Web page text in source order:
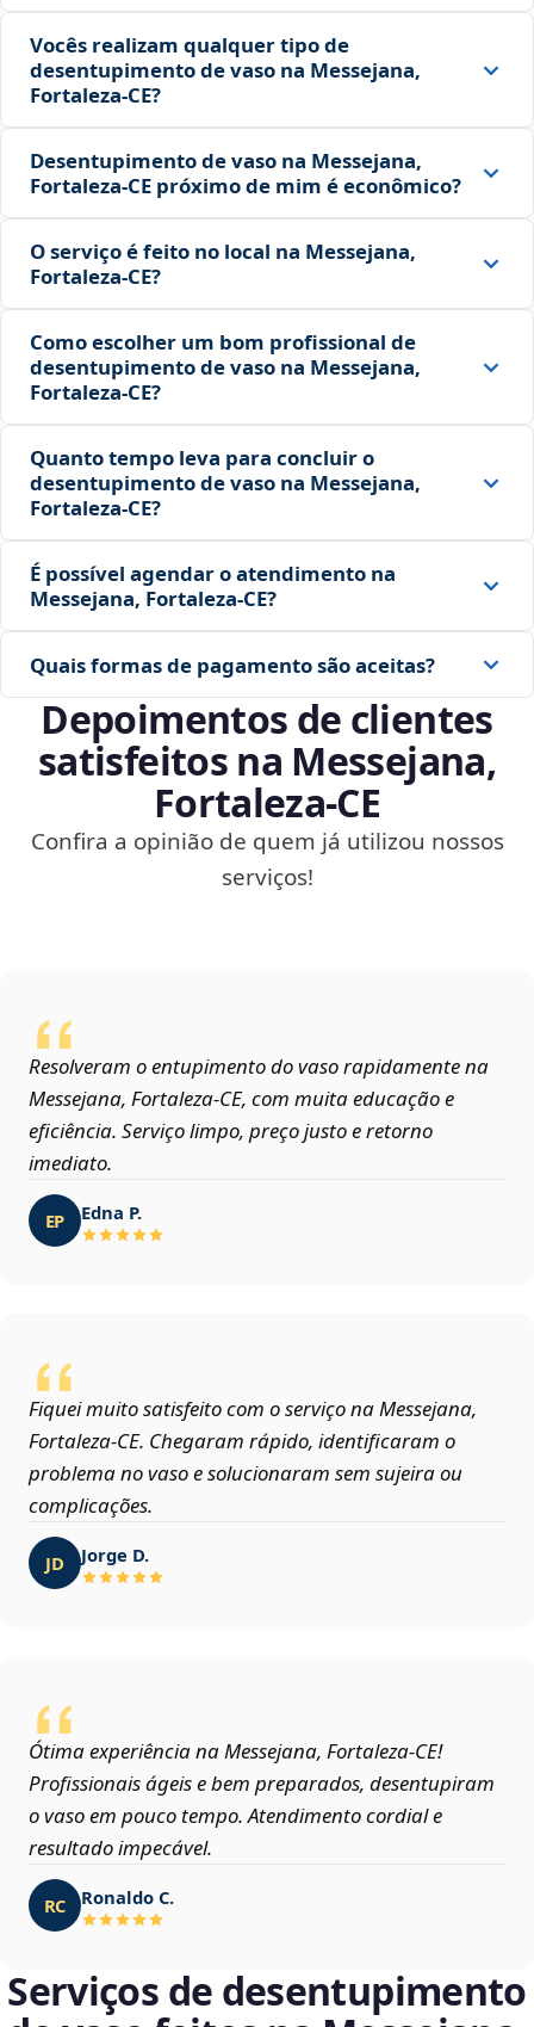
Vocês realizam qualquer tipo de
desentupimento de vaso na Messejana,
Fortaleza‑CE?
Desentupimento de vaso na Messejana,
Fortaleza‑CE próximo de mim é econômico?
O serviço é feito no local na Messejana,
Fortaleza‑CE?
Como escolher um bom profissional de
desentupimento de vaso na Messejana,
Fortaleza‑CE?
Quanto tempo leva para concluir o
desentupimento de vaso na Messejana,
Fortaleza‑CE?
É possível agendar o atendimento na
Messejana, Fortaleza‑CE?
Quais formas de pagamento são aceitas?
Depoimentos de clientes
satisfeitos na Messejana,
Fortaleza‑CE
Confira a opinião de quem já utilizou nossos
serviços!
Resolveram o entupimento do vaso rapidamente na
Messejana, Fortaleza‑CE, com muita educação e
eficiência. Serviço limpo, preço justo e retorno
imediato.
EP Edna P.
Fiquei muito satisfeito com o serviço na Messejana,
Fortaleza‑CE. Chegaram rápido, identificaram o
problema no vaso e solucionaram sem sujeira ou
complicações.
JD Jorge D.
Ótima experiência na Messejana, Fortaleza‑CE!
Profissionais ágeis e bem preparados, desentupiram
o vaso em pouco tempo. Atendimento cordial e
resultado impecável.
RC Ronaldo C.
Serviços de desentupimento